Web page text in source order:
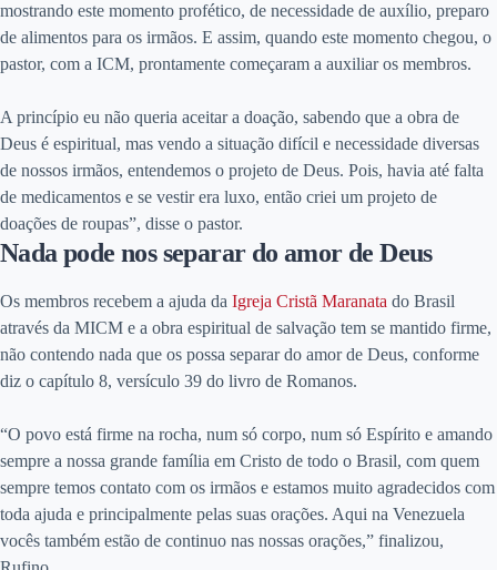
mostrando este momento profético, de necessidade de auxílio, preparo
de alimentos para os irmãos. E assim, quando este momento chegou, o
pastor, com a ICM, prontamente começaram a auxiliar os membros.
A princípio eu não queria aceitar a doação, sabendo que a obra de
Deus é espiritual, mas vendo a situação difícil e necessidade diversas
de nossos irmãos, entendemos o projeto de Deus. Pois, havia até falta
de medicamentos e se vestir era luxo, então criei um projeto de
doações de roupas”, disse o pastor.
Nada pode nos separar do amor de Deus
Os membros recebem a ajuda da Igreja Cristã Maranata do Brasil
através da MICM e a obra espiritual de salvação tem se mantido firme,
não contendo nada que os possa separar do amor de Deus, conforme
diz o capítulo 8, versículo 39 do livro de Romanos.
“O povo está firme na rocha, num só corpo, num só Espírito e amando
sempre a nossa grande família em Cristo de todo o Brasil, com quem
sempre temos contato com os irmãos e estamos muito agradecidos com
toda ajuda e principalmente pelas suas orações. Aqui na Venezuela
vocês também estão de continuo nas nossas orações,” finalizou,